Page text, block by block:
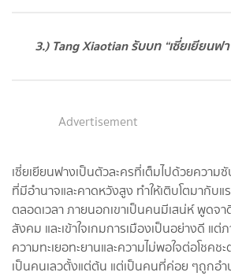
3.) Tang Xiaotian รับบท “เซี่ยเยียนฟ
Advertisement
เซี่ยเยียนฟางเป็นตัวละครที่เต็มไปด้วยความ
ที่มีอำนาจและคาดหวังสูง ทำให้เติบโตมากับ
ตลอดเวลา ภายนอกเขาเป็นคนมีเสน่ห์ พูดจา
สังคม และเข้าใจเกมการเมืองเป็นอย่างดี แต่
ความทะเยอทะยานและความไม่พอใจต่อโชคชะ
เป็นคนเลวตั้งแต่ต้น แต่เป็นคนที่ค่อย ๆถูกอำ